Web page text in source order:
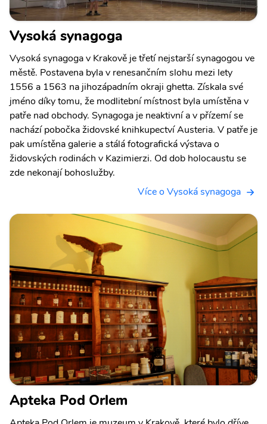
Vysoká synagoga
Vysoká synagoga v Krakově je třetí nejstarší synagogou ve
městě. Postavena byla v renesančním slohu mezi lety
1556 a 1563 na jihozápadním okraji ghetta. Získala své
jméno díky tomu, že modlitební místnost byla umístěna v
patře nad obchody. Synagoga je neaktivní a v přízemí se
nachází pobočka židovské knihkupectví Austeria. V patře je
pak umístěna galerie a stálá fotografická výstava o
židovských rodinách v Kazimierzi. Od dob holocaustu se
zde nekonají bohoslužby.
Více o Vysoká synagoga
Apteka Pod Orlem